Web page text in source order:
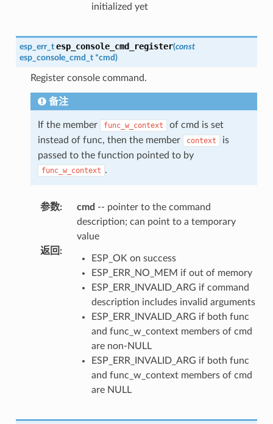
initialized yet
esp_err_t esp_console_cmd_register(const
esp_console_cmd_t *cmd)
Register console command.
备注
If the member func_w_context
of cmd is set
instead of func, then the member
context
is
passed to the function pointed to by
func_w_context .
参数: cmd -- pointer to the command
description; can point to a temporary
value
返回 :
ESP_OK on success
ESP_ERR_NO_MEM if out of memory
ESP_ERR_INVALID_ARG if command
description includes invalid arguments
ESP_ERR_INVALID_ARG if both func
and func_w_context members of cmd
are non-NULL
ESP_ERR_INVALID_ARG if both func
and func_w_context members of cmd
are NULL